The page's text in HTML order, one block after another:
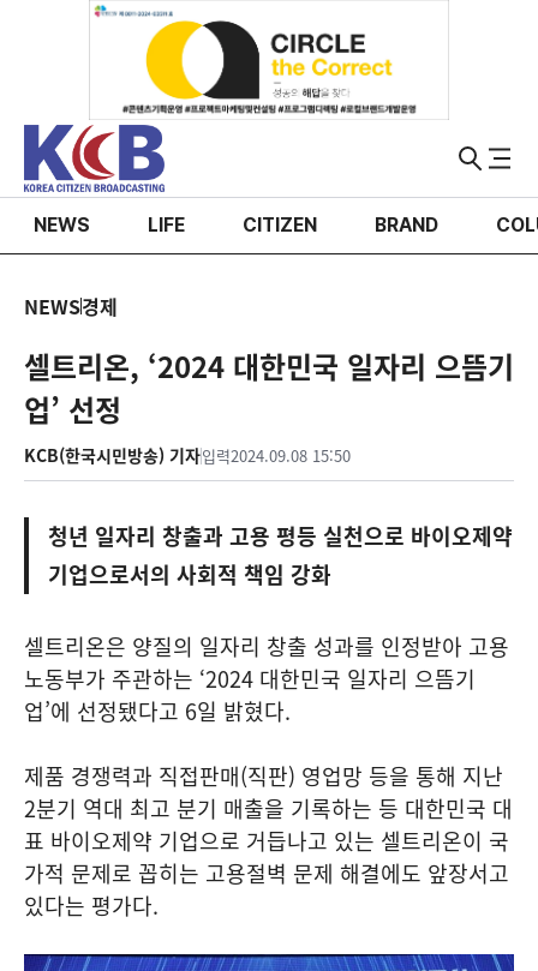
NEWS LIFE CITIZEN BRAND
NEWS경제
셀트리온, ‘2024 대한민국 일자리 으뜸기
업’ 선정
KCB(한국시민방송) 기자입력2024.09.08 15:50
청년 일자리 창출과 고용 평등 실천으로 바이오제약
기업으로서의 사회적 책임 강화
셀트리온은 양질의 일자리 창출 성과를 인정받아 고용
노동부가 주관하는 ‘2024 대한민국 일자리 으뜸기
업’에 선정됐다고 6일 밝혔다.
제품 경쟁력과 직접판매(직판) 영업망 등을 통해 지난
2분기 역대 최고 분기 매출을 기록하는 등 대한민국 대
표 바이오제약 기업으로 거듭나고 있는 셀트리온이 국
가적 문제로 꼽히는 고용절벽 문제 해결에도 앞장서고
있다는 평가다.